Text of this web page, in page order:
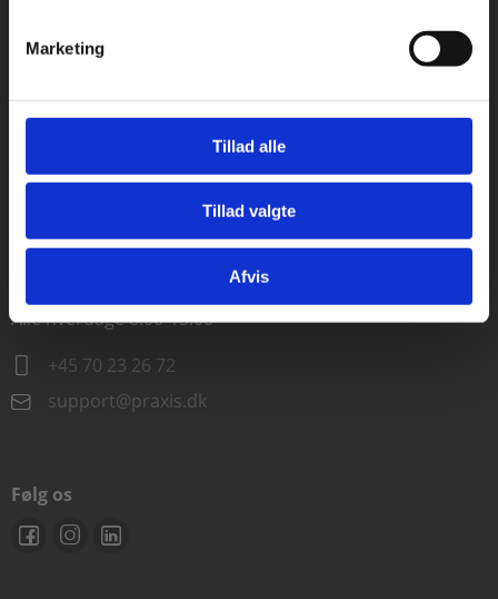
Marketing
Tillad alle
Tillad valgte
Afvis
Kontakt kundeservice
+45 70 23 85 87
Kontakt teknisk support
Alle hverdage 8.00-15.00
+45 70 23 26 72
support@praxis.dk
Følg os
Gå til praxisOnline